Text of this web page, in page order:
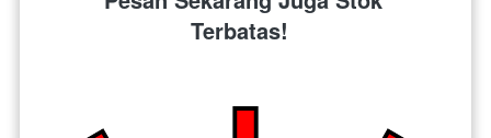
Terbatas!